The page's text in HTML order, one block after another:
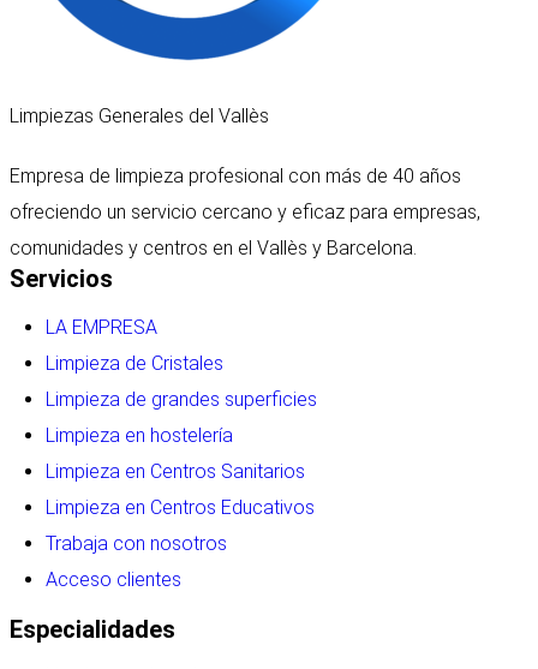
Limpiezas Generales del Vallès
Empresa de limpieza profesional con más de 40 años
ofreciendo un servicio cercano y eficaz para empresas,
comunidades y centros en el Vallès y Barcelona.
Servicios
LA EMPRESA
Limpieza de Cristales
Limpieza de grandes superficies
Limpieza en hostelería
Limpieza en Centros Sanitarios
Limpieza en Centros Educativos
Trabaja con nosotros
Acceso clientes
Especialidades